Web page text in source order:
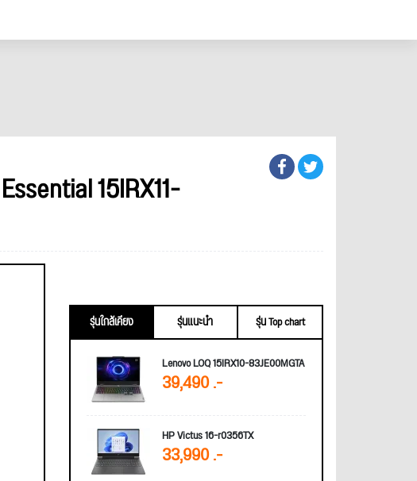
15IRX11-
รุ่นใกล้เคียง รุ่นแนะนำ
รุ่น Top chart
Lenovo LOQ 15IRX10-83JE00MGTA
39,490 .-
HP Victus 16-r0356TX
33,990 .-